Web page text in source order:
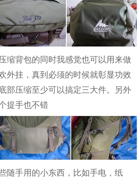
缩背包的同时我感觉也可以用来做
外挂，真到必须的时候就彰显功效
部压缩至少可以搞定三大件。另外
提手也不错
随手用的小东西，比如手电，纸